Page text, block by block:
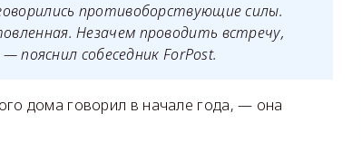
противоборствующие силы.
Незачем проводить встречу,
пояснил собеседник ForPost.
дома говорил в начале года, — она